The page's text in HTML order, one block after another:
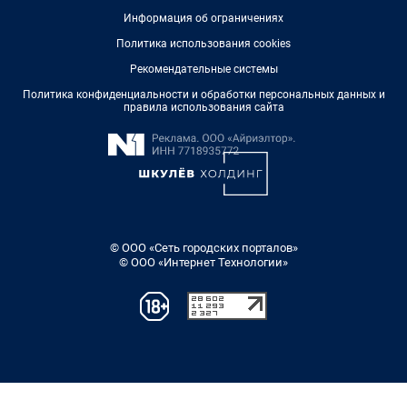
Информация об ограничениях
Политика использования cookies
Рекомендательные системы
Политика конфиденциальности и обработки персональных данных и
правила использования сайта
© ООО «Сеть городских порталов»
© ООО «Интернет Технологии»